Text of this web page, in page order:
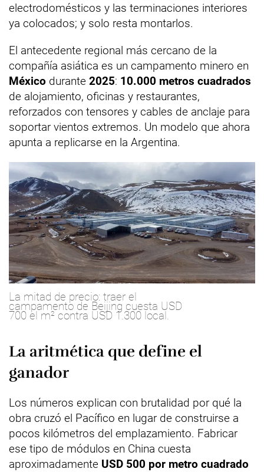
electrodomésticos y las terminaciones interiores
ya colocados; y solo resta montarlos.
El antecedente regional más cercano de la
compañía asiática es un campamento minero en
México durante 2025: 10.000 metros cuadrados
de alojamiento, oficinas y restaurantes,
reforzados con tensores y cables de anclaje para
soportar vientos extremos. Un modelo que ahora
apunta a replicarse en la Argentina.
La mitad de precio: traer el
campamento de Beijing cuesta USD
700 el m² contra USD 1.300 local.
La aritmética que define el
ganador
Los números explican con brutalidad por qué la
obra cruzó el Pacífico en lugar de construirse a
pocos kilómetros del emplazamiento. Fabricar
ese tipo de módulos en China cuesta
aproximadamente USD 500 por metro cuadrado